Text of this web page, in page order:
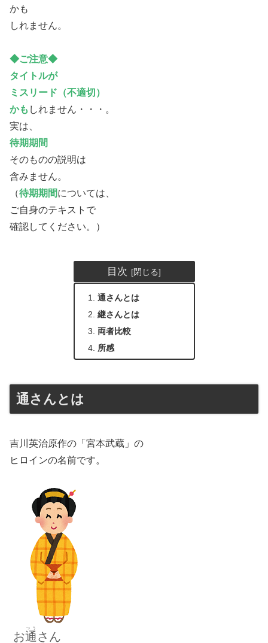
かも
しれません。
◆ご注意◆
タイトルが
ミスリード（不適切）
かも しれません・・・。
実は、
待期期間
そのものの説明は
含みません。
（待期期間については、
ご自身のテキストで
確認してください。）
目次
通さんとは
継さんとは
両者比較
所感
通さんとは
吉川英治原作の「宮本武蔵」の
ヒロインの名前です。
お通
つう
さ ん